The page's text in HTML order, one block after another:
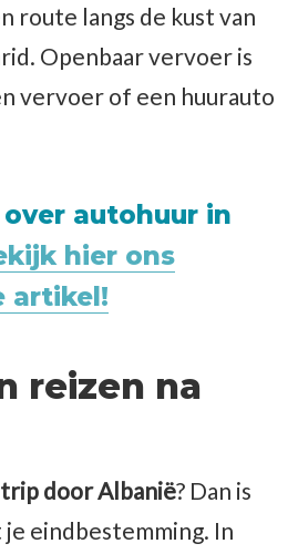
route langs de kust van
Openbaar vervoer is
vervoer of een huurauto
autohuur in
hier ons
artikel!
reizen na
door Albanië? Dan is
eindbestemming. In